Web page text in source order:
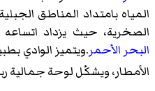
المياه بامتداد المناطق
الصخرية، حيث يزداد
البحر الأحمر.ويتميز الوادي
الأمطار، ويشكّل لوحة جمالية